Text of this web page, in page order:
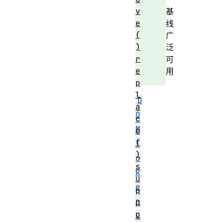
基
线
广
泛
可
用
D
O
M
T
o
k
e
n
L
v
e
(
)
r
e
p
l
a
c
e
(
)
s
u
p
p
o